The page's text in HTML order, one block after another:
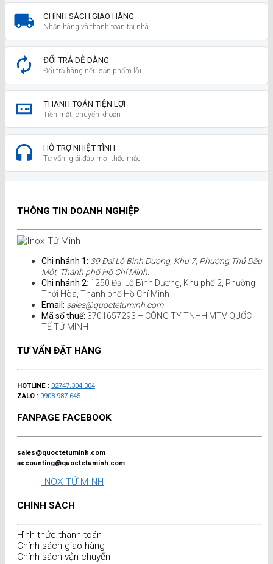
CHÍNH SÁCH GIAO HÀNG
Nhận hàng và thanh toán tại nhà
ĐỔI TRẢ DỄ DÀNG
Đổi trả hàng nếu sản phẩm lỗi
THANH TOÁN TIỆN LỢI
Tiền mặt, chuyển khoản
HỖ TRỢ NHIỆT TÌNH
Tư vấn, giải đáp mọi thắc mắc
THÔNG TIN DOANH NGHIỆP
Chi nhánh 1: 39 Đại Lộ Bình Dương, Khu 7, Phường Thủ Dầu
Một, Thành phố Hồ Chí Minh.
Chi nhánh 2: 1250 Đại Lộ Bình Dương, Khu phố 2, Phường
Thới Hòa, Thành phố Hồ Chí Minh
Email: sales@quoctetuminh.com
Mã số thuế: 3701657293 – CÔNG TY TNHH MTV QUỐC
TẾ TỨ MINH
TƯ VẤN ĐẶT HÀNG
HOTLINE : 02747.304.304
ZALO : 0908.987.645
FANPAGE FACEBOOK
sales@quoctetuminh.com
accounting@quoctetuminh.com
INOX TỨ MINH
CHÍNH SÁCH
Hình thức thanh toán
Chính sách giao hàng
Chính sách vận chuyển